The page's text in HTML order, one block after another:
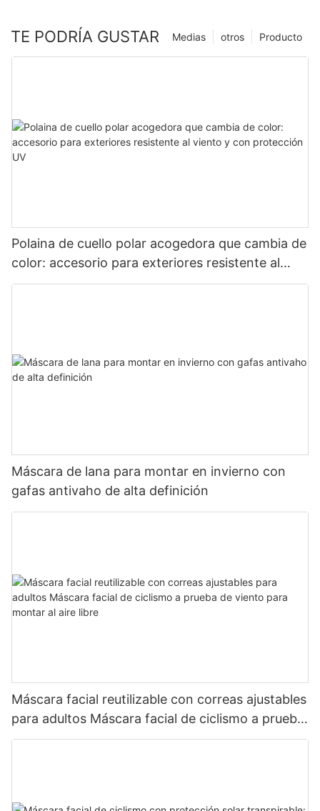
TE PODRÍA GUSTAR Producto
otros
Medias
Polaina de cuello polar acogedora que cambia de
color: accesorio para exteriores resistente al
viento y con protección UV
Máscara de lana para montar en invierno con
gafas antivaho de alta definición
Máscara facial reutilizable con correas ajustables
para adultos Máscara facial de ciclismo a prueba
de viento para montar al aire libre